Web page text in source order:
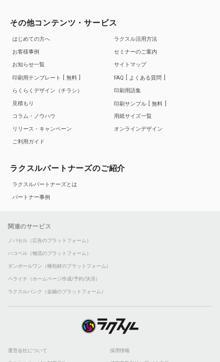
その他コンテンツ・サービス
はじめての方へ
お客様事例
お知らせ一覧
印刷用テンプレート
無料
らくらくデザイン（チラシ）
見積もり
コラム・ノウハウ
リリース・キャンペーン
ご利用ガイド
ラクスル活用方法
セミナーのご案内
サイトマップ
FAQ
よくある質問
印刷用語集
印刷サンプル
無料
用紙サイズ一覧
オンラインデザイン
ラクスルパートナーズのご紹介
ラクスルパートナーズとは
パートナー事例
関連のサービス
ノバセル（広告のプラットフォーム）
ハコベル（物流のプラットフォーム）
ダンボールワン（梱包材のプラットフォーム）
ペライチ（ホームページ作成/予約/決済）
ラクスルバンク（金融のプラットフォーム）
運営会社について 採用情報